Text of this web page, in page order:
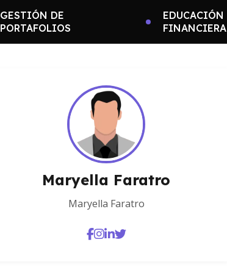
GESTIÓN DE
PORTAFOLIOS
EDUCACIÓN
FINANCIERA
Maryella Faratro
Maryella Faratro